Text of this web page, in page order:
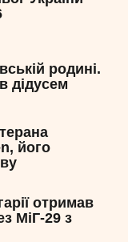
родині.
дідусем
його
отримав
МіГ-29 з